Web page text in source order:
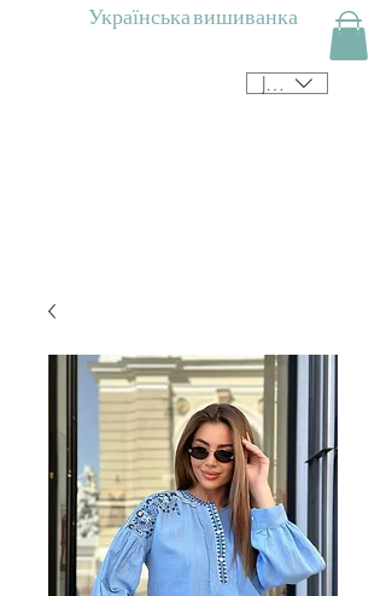
Українська вишиванка
JPY (¥)